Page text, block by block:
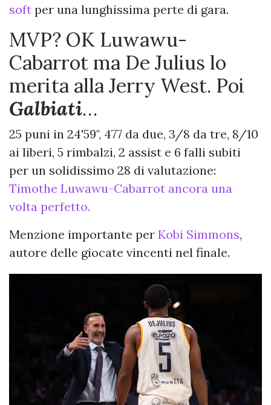
soft per una lunghissima perte di gara.
MVP? OK Luwawu-
Cabarrot ma De Julius lo
merita alla Jerry West. Poi
Galbiati…
25 puni in 24'59", 477 da due, 3/8 da tre, 8/10
ai liberi, 5 rimbalzi, 2 assist e 6 falli subiti
per un solidissimo 28 di valutazione:
Timothe Luwawu-Cabarrot ancora una
volta perfetto.
Menzione importante per Kobi Simmons,
autore delle giocate vincenti nel finale.